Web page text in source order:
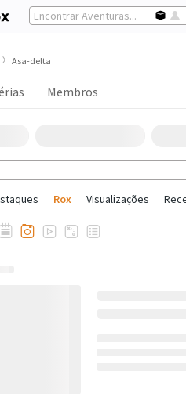
Asa-delta
Membros
Rox Visualizações